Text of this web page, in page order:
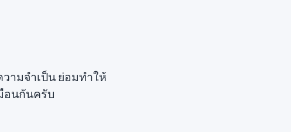
ามจำเป็น ย่อมทำให้
อนกันครับ